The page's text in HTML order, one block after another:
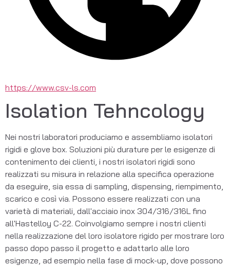
https://www.csv-ls.com
Isolation Tehncology
Nei nostri laboratori produciamo e assembliamo isolatori
rigidi e glove box. Soluzioni più durature per le esigenze di
contenimento dei clienti, i nostri isolatori rigidi sono
realizzati su misura in relazione alla specifica operazione
da eseguire, sia essa di sampling, dispensing, riempimento,
scarico e così via. Possono essere realizzati con una
varietà di materiali, dall'acciaio inox 304/316/316L fino
all'Hastelloy C-22. Coinvolgiamo sempre i nostri clienti
nella realizzazione del loro isolatore rigido per mostrare loro
passo dopo passo il progetto e adattarlo alle loro
esigenze, ad esempio nella fase di mock-up, dove possono